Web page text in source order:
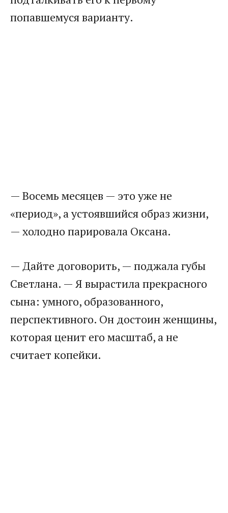
попавшемуся варианту.
— Восемь месяцев — это уже не
«период», а устоявшийся образ жизни,
— холодно парировала Оксана.
— Дайте договорить, — поджала губы
Светлана. — Я вырастила прекрасного
сына: умного, образованного,
перспективного. Он достоин женщины,
которая ценит его масштаб, а не
считает копейки.